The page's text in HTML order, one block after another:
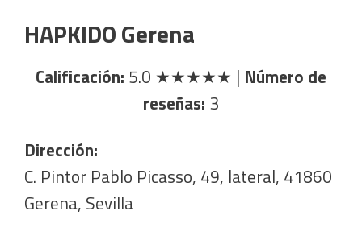
HAPKIDO Gerena
Calificación: 5.0 ★★★★★ | Número de
reseñas: 3
Dirección:
C. Pintor Pablo Picasso, 49, lateral, 41860
Gerena, Sevilla